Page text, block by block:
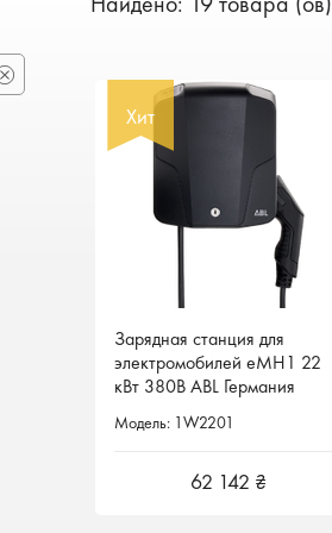
Хит
Зарядная станция для
электромобилей eMH1 22
кВт 380В ABL Германия
Модель: 1W2201
62 142 ₴
Хит
Зарядная станция для
электромобилей eMH1 22
кВт 380В ABL Германия
Модель: 1W2201
62 142 ₴